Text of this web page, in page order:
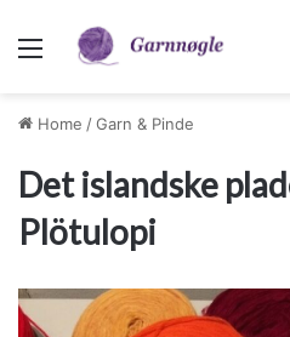
Menu
Home /Garn & Pinde
Det islandske
Plötulopi